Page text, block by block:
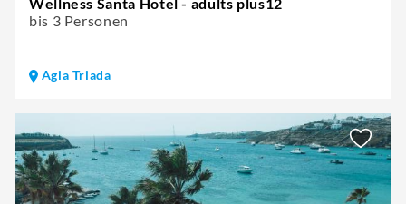
bis 3 Personen
Agia Triada